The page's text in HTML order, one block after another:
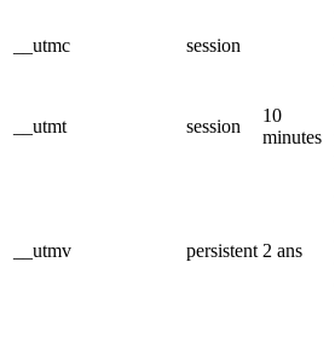
__utmc session
__utmt session
10
minutes
__utmv persistent 2 ans